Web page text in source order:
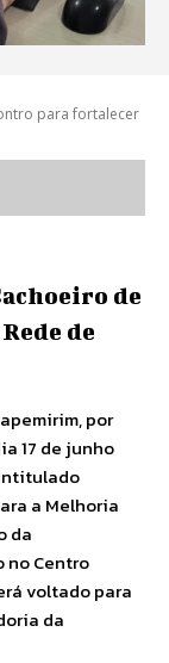
para fortalecer
de
de
por
17 de junho
a Melhoria
da
no Centro
voltado para
da